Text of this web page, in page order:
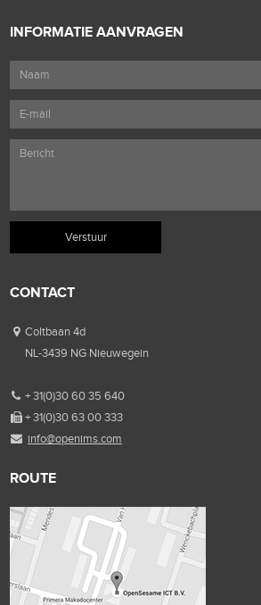
INFORMATIE AANVRAGEN
CONTACT
Coltbaan 4d
NL-3439 NG Nieuwegein
+ 31(0)30 60 35 640
+ 31(0)30 63 00 333
info@openims.com
ROUTE